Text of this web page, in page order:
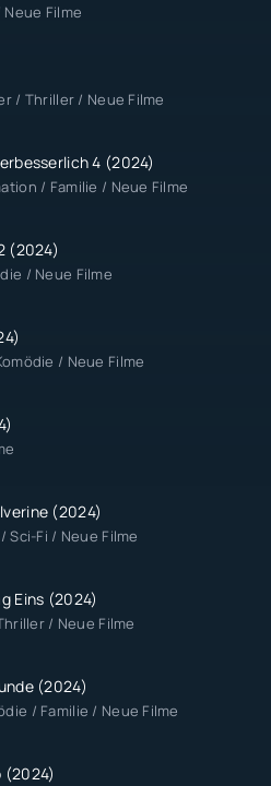
Filme
/ Thriller / Neue Filme
4 (2024)
/ Familie / Neue Filme
(2024)
/ Neue Filme
/ Neue Filme
(2024)
Sci-Fi / Neue Filme
Eins (2024)
/ Neue Filme
(2024)
/ Familie / Neue Filme
Dune 2: Part Two (2024)